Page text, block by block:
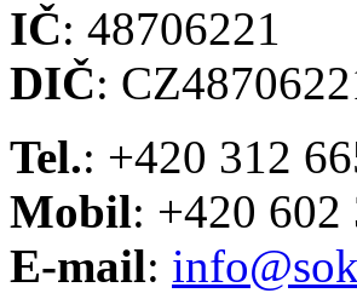
IČ: 48706221
DIČ:
Tel.: +420 312
Mobil: +420 602
E-mail: